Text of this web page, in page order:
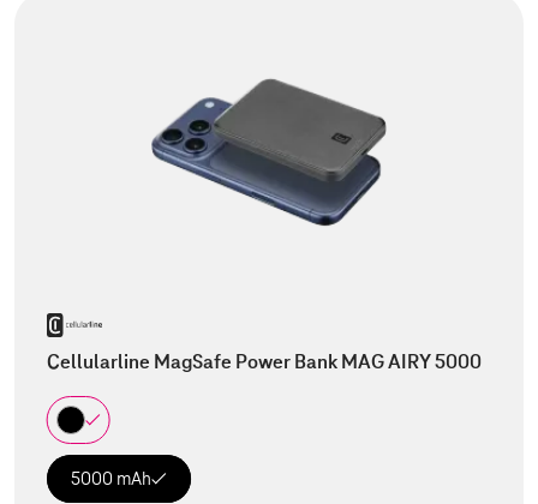
Cellularline MagSafe Power Bank MAG AIRY 5000
5000 mAh